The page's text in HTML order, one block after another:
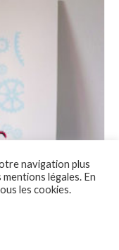
navigation plus
légales. En
les cookies.